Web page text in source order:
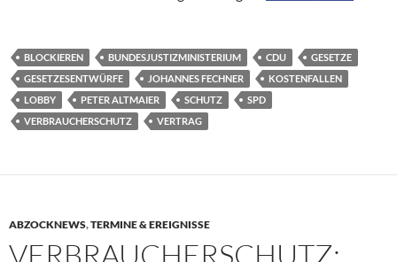
BLOCKIEREN BUNDESJUSTIZMINISTERIUM CDU
GESETZE
GESETZESENTWÜRFE
JOHANNES FECHNER
KOSTENFALLEN
LOBBY
PETER ALTMAIER SCHUTZ
SPD
VERBRAUCHERSCHUTZ
VERTRAG
ABZOCKNEWS,TERMINE & EREIGNISSE
VERBRAUCHERSCHUTZ: